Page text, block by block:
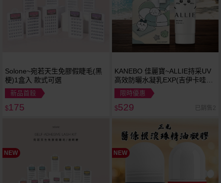
Solone~宛若天生免膠假睫毛(黑
梗)1盒入 款式可選
新品首殺
$175
KANEBO 佳麗寶~ALLIE持采UV
高效防曬水凝乳EXP(吉伊卡哇限
定包裝)SPF50+ PA++++(90g)
限時優惠
$529 已銷售2
NEW NEW